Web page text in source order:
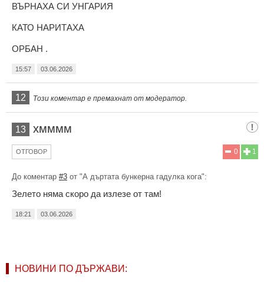
ВЪРНАХА СИ УНГАРИЯ
КАТО НАРИТАХА
ОРБАН .
15:57 03.06.2026
12 Този коментар е премахнат от модератор.
13 хмммм
1
0
ОТГОВОР
До коментар #3 от "А дъртата бункерна гадулка кога":
Зелето няма скоро да излезе от там!
18:21 03.06.2026
НОВИНИ ПО ДЪРЖАВИ: